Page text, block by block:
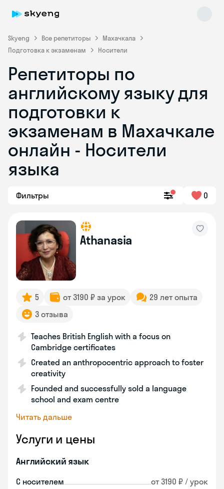
Skyeng Все репетиторы
Махачкала
Подготовка к экзаменам
Носители
Репетиторы по
английскому языку для
подготовки к
экзаменам в Махачкале
онлайн - Носители
языка
Фильтры 0
Athanasia
5 от 3190 ₽ за урок
29 лет опыта
3 отзыва
Teaches British English with a focus on
Cambridge certificates
Created an anthropocentric approach to foster
creativity
Founded and successfully sold a language
school and exam centre
Читать дальше
Услуги и цены
Английский язык
С носителем от 3190 ₽ / урок
Skyeng Chat